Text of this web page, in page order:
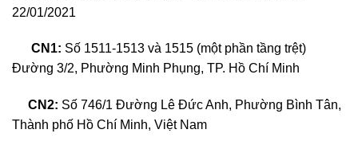
22/01/2021
CN1: Số 1511-1513 và 1515 (một phần tầng trệt)
Đường 3/2, Phường Minh Phụng, TP. Hồ Chí Minh
CN2: Số 746/1 Đường Lê Đức Anh, Phường Bình Tân,
Thành phố Hồ Chí Minh, Việt Nam